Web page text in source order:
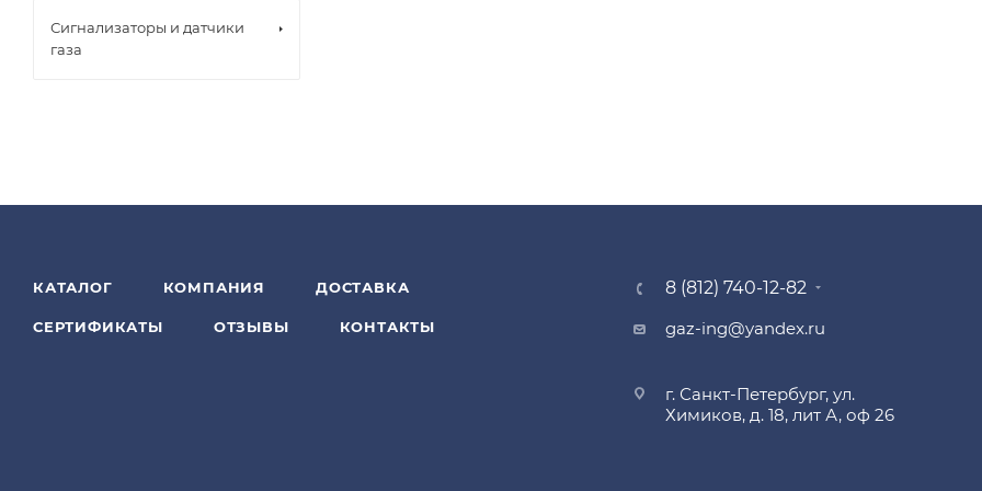
Сигнализаторы и датчики
газа
КАТАЛОГ КОМПАНИЯ ДОСТАВКА
СЕРТИФИКАТЫ ОТЗЫВЫ КОНТАКТЫ
8 (812) 740-12-82
gaz-ing@yandex.ru
г. Санкт-Петербург, ул.
Химиков, д. 18, лит А, оф 26